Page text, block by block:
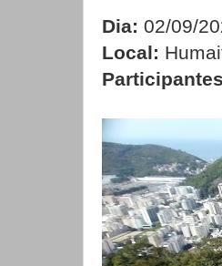
Dia: 02/09/
Local: